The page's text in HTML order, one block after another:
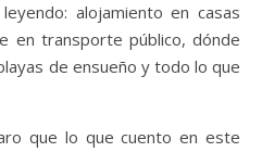
alojamiento en casas
en transporte público, dónde
de ensueño y todo lo que
que lo que cuento en este